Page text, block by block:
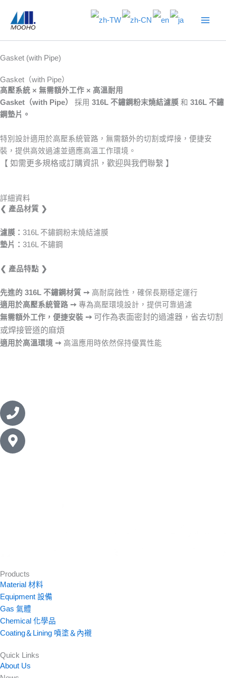
要
內
Gasket (with Pipe)
Gasket（with Pipe）
高壓系統 × 無需額外工作 × 高溫耐用
Gasket（with Pipe）
採用 316L 不鏽鋼粉末燒結濾膜 和 316L 不鏽
鋼墊片。
特別設計適用於高壓系統管路，無需額外的切割或焊接，便捷安
裝，提供高效過濾並適應高溫工作環境。
【 如需更多規格或訂購資訊，歡迎與我們聯繫 】
詳細資料
❮ 產品材質 ❯
濾膜： 316L 不鏽鋼粉末燒結濾膜
墊片： 316L 不鏽鋼
❮ 產品特點 ❯
先進的 316L 不鏽鋼材質 ➙ 高耐腐蝕性，確保長期穩定運行
適用於高壓系統管路 ➙ 專為高壓環境設計，提供可靠過濾
無需額外工作，便捷安裝 ➙ 可作為表面密封的過濾器，省去切割
或焊接管道的麻煩
適用於高溫環境 ➙ 高溫應用時依然保持優異性能
Phone
Map-
marker-
alt
Products
Material 材料
Equipment 設備
Gas 氣體
Chemical 化學品
Coating＆Lining 噴塗＆內襯
Quick Links
About Us